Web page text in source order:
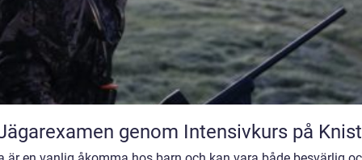
genom Intensivkurs på